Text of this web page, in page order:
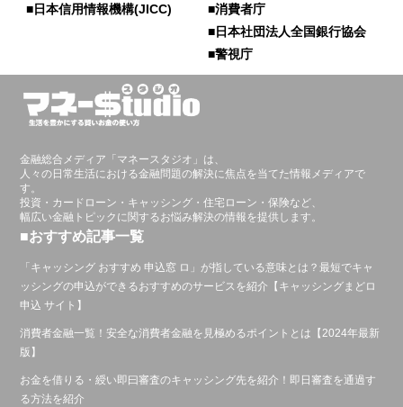
■日本信用情報機構(JICC)
■消費者庁
■日本社団法人全国銀行協会
■警視庁
金融総合メディア「マネースタジオ」は、
人々の日常生活における金融問題の解決に焦点を当てた情報メディアで
す。
投資・カードローン・キャッシング・住宅ローン・保険など、
幅広い金融トピックに関するお悩み解決の情報を提供します。
■おすすめ記事一覧
「キャッシング おすすめ 申込窓 ロ」が指している意味とは？最短でキャ
ッシングの申込ができるおすすめのサービスを紹介【キャッシングまどロ
申込 サイト】
消費者金融一覧！安全な消費者金融を見極めるポイントとは【2024年最新
版】
お金を借りる・綬い即曰審査のキャッシング先を紹介！即日審査を通過す
る方法を紹介